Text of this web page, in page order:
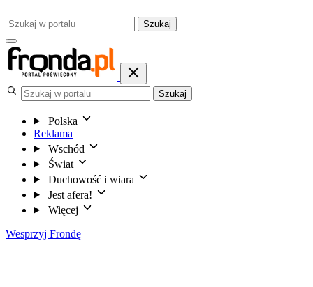
Szukaj
Szukaj
Polska
Reklama
Wschód
Świat
Duchowość i wiara
Jest afera!
Więcej
Wesprzyj Frondę